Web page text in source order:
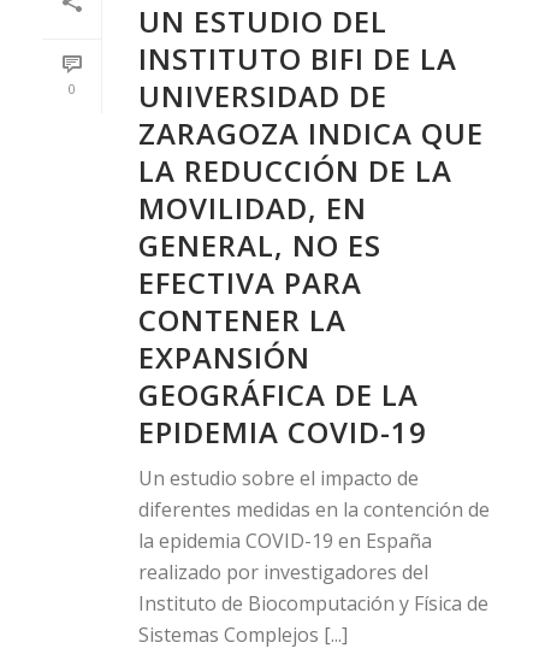
0
UN ESTUDIO DEL
INSTITUTO BIFI DE LA
UNIVERSIDAD DE
ZARAGOZA INDICA QUE
LA REDUCCIÓN DE LA
MOVILIDAD, EN
GENERAL, NO ES
EFECTIVA PARA
CONTENER LA
EXPANSIÓN
GEOGRÁFICA DE LA
EPIDEMIA COVID-19
Un estudio sobre el impacto de
diferentes medidas en la contención de
la epidemia COVID-19 en España
realizado por investigadores del
Instituto de Biocomputación y Física de
Sistemas Complejos [...]